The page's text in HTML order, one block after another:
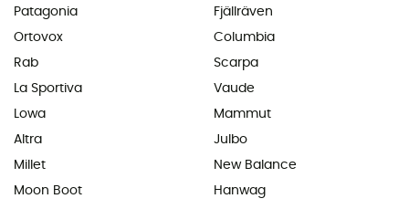
Patagonia
Ortovox
Rab
La Sportiva
Lowa
Altra
Millet
Moon Boot
Fjällräven
Columbia
Scarpa
Vaude
Mammut
Julbo
New Balance
Hanwag